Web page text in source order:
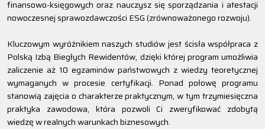
finansowo-księgowych oraz nauczysz się sporządzania i atestacji
nowoczesnej sprawozdawczości ESG (zrównoważonego rozwoju).
Kluczowym wyróżnikiem naszych studiów jest ścisła współpraca z
Polską Izbą Biegłych Rewidentów, dzięki której program umożliwia
zaliczenie aż 10 egzaminów państwowych z wiedzy teoretycznej
wymaganych w procesie certyfikacji. Ponad połowę programu
stanowią zajęcia o charakterze praktycznym, w tym trzymiesięczna
praktyka zawodowa, która pozwoli Ci zweryfikować zdobytą
wiedzę w realnych warunkach biznesowych.